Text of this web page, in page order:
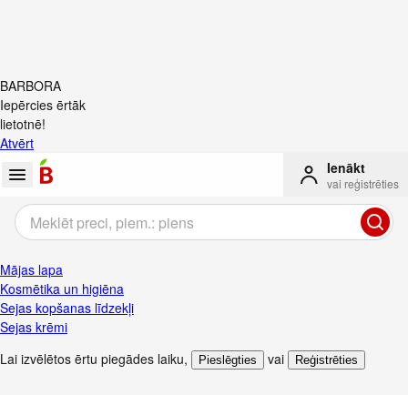
BARBORA
Iepērcies ērtāk
lietotnē!
Atvērt
Ienākt
vai reģistrēties
Mājas lapa
Kosmētika un higiēna
Sejas kopšanas līdzekļi
Sejas krēmi
Lai izvēlētos ērtu piegādes laiku, Pieslēgties vai Reģistrēties